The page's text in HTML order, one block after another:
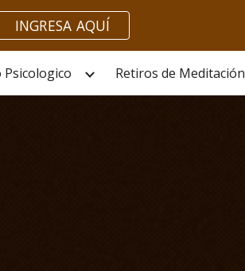
Skip to navigation
INGRESA AQUÍ
Retiros de Meditación